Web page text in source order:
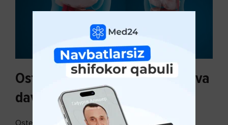
Osteoartroz sabablari, tasnifi va
davolash usullari